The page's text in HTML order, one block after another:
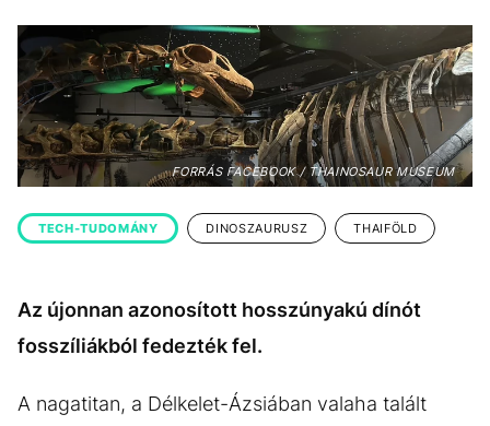
ÉLETMÓD DESIGN
BESZÉLGETÉSEK ARCOK
VIDEÓ TÖRTÉNETEK
GASZTRO
FORRÁS FACEBOOK / THAINOSAUR MUSEUM
TECH-TUDOMÁNY DINOSZAURUSZ THAIFÖLD
Az újonnan azonosított hosszúnyakú dínót
fosszíliákból fedezték fel.
A nagatitan, a Délkelet-Ázsiában valaha talált